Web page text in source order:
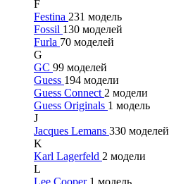
F
Festina 231 модель
Fossil 130 моделей
Furla 70 моделей
G
GC 99 моделей
Guess 194 модели
Guess Connect 2 модели
Guess Originals 1 модель
J
Jacques Lemans 330 моделей
K
Karl Lagerfeld 2 модели
L
Lee Cooper 1 модель